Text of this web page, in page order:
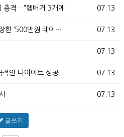
07.13
충격…"햄버거 3개에 …
07.13
한 ‘500만원 테이…
07.13
07.13
적인 다이어트 성공.…
07.13
글쓰기